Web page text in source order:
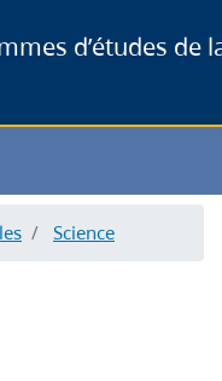
d’études de
Science